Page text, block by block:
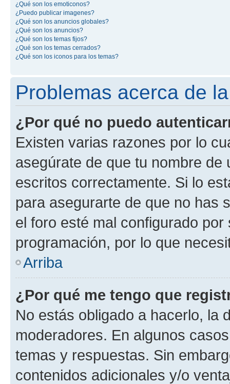
¿Qué son los emoticonos?
¿Puedo publicar imagenes?
¿Qué son los anuncios globales?
¿Qué son los anuncios?
¿Qué son los temas fijos?
¿Qué son los temas cerrados?
¿Qué son los iconos para los temas?
Problemas acerca de
¿Por qué no puedo
Existen varias razones por lo
asegúrate de que tu nombre
escritos correctamente. Si lo
para asegurarte de que no has
el foro esté mal configurado
programación, por lo que
Arriba
¿Por qué me tengo que
No estás obligado a hacerlo, la
moderadores. En algunos
temas y respuestas. Sin
contenidos adicionales y/o